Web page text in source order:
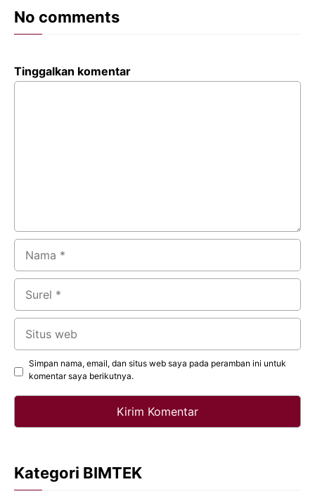
No comments
Tinggalkan komentar
Simpan nama, email, dan situs web saya pada peramban ini untuk
komentar saya berikutnya.
Kategori BIMTEK